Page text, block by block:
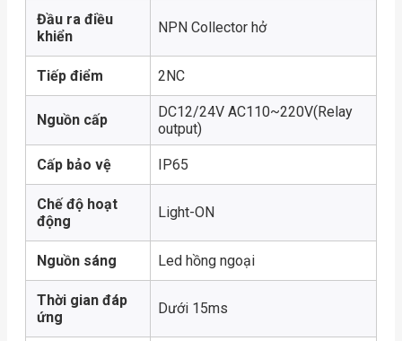
Đầu ra điều
khiển
NPN Collector hở
Tiếp điểm 2NC
Nguồn cấp
DC12/24V AC110~220V(Relay
output)
Cấp bảo vệ IP65
Chế độ hoạt
động
Light-ON
Nguồn sáng Led hồng ngoại
Thời gian đáp
ứng
Dưới 15ms